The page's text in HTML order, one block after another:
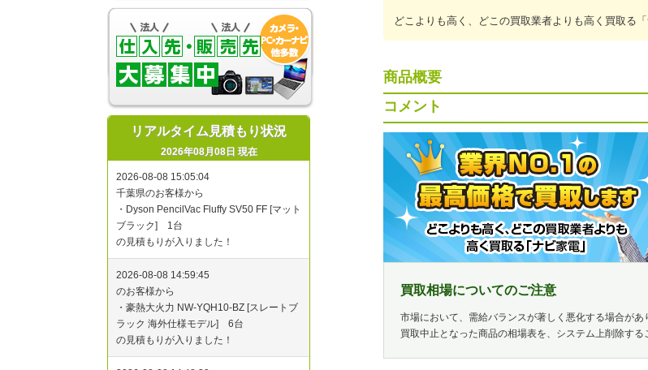
どこよりも高く、どこの買取業者よりも高く買取る「
商品概要
コメント
買取相場についてのご注意
市場において、需給バランスが著しく悪化する場合が
買取中止となった商品の相場表を、システム上削除する
リアルタイム見積もり状況
2026年08月08日 現在